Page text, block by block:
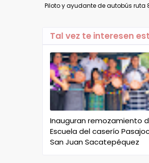
Piloto y ayudante de autobús ruta
Tal vez te interesen
Inauguran remozamiento
Escuela del caserío
San Juan Sacatepéquez